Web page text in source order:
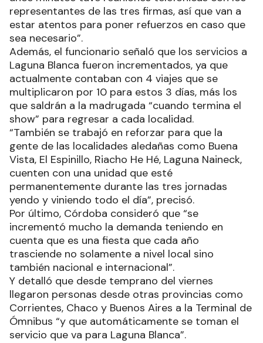
representantes de las tres firmas, así que van a
estar atentos para poner refuerzos en caso que
sea necesario”.
Además, el funcionario señaló que los servicios a
Laguna Blanca fueron incrementados, ya que
actualmente contaban con 4 viajes que se
multiplicaron por 10 para estos 3 días, más los
que saldrán a la madrugada “cuando termina el
show” para regresar a cada localidad.
“También se trabajó en reforzar para que la
gente de las localidades aledañas como Buena
Vista, El Espinillo, Riacho He Hé, Laguna Naineck,
cuenten con una unidad que esté
permanentemente durante las tres jornadas
yendo y viniendo todo el día”, precisó.
Por último, Córdoba consideró que “se
incrementó mucho la demanda teniendo en
cuenta que es una fiesta que cada año
trasciende no solamente a nivel local sino
también nacional e internacional”.
Y detalló que desde temprano del viernes
llegaron personas desde otras provincias como
Corrientes, Chaco y Buenos Aires a la Terminal de
Ómnibus “y que automáticamente se toman el
servicio que va para Laguna Blanca”.